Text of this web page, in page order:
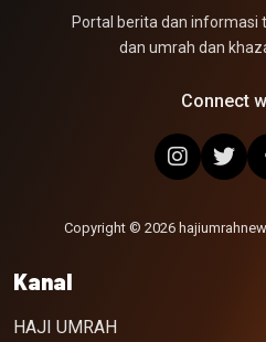
Portal berita dan informasi
dan umrah dan
Connect
Copyright © 2026
Kanal
HAJI UMRAH